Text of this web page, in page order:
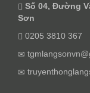
Số 04, Đường
Sơn
0205 3810 367